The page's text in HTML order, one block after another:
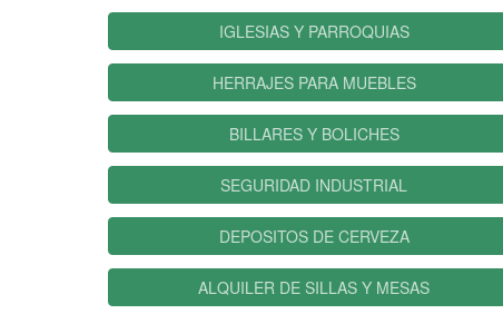
IGLESIAS Y PARROQUIAS
HERRAJES PARA MUEBLES
BILLARES Y BOLICHES
SEGURIDAD INDUSTRIAL
DEPOSITOS DE CERVEZA
ALQUILER DE SILLAS Y MESAS